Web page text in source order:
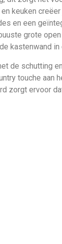
keuken
en een
grote
kastenwand in
de schutting
touche aan
zorgt ervoor